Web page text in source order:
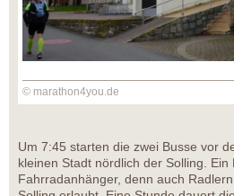
© marathon4you.de
Um 7:45 starten die zwei Busse vor
kleinen Stadt nördlich der Solling. Ein
Fahrradanhänger, denn auch